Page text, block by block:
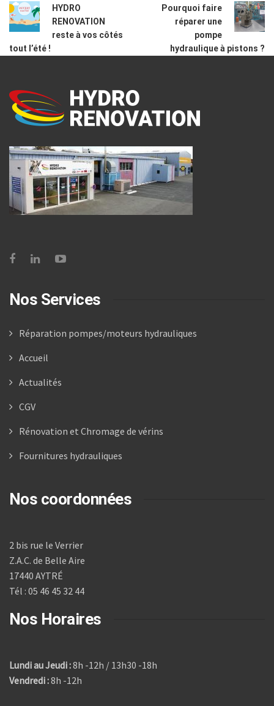
HYDRO
RENOVATION
reste à vos côtés
tout l’été !
Pourquoi faire
réparer une
pompe
hydraulique à pistons ?
Nos Services
Réparation pompes/moteurs hydrauliques
Accueil
Actualités
CGV
Rénovation et Chromage de vérins
Fournitures hydrauliques
Nos coordonnées
2 bis rue le Verrier
Z.A.C. de Belle Aire
17440 AYTRÉ
Tél : 05 46 45 32 44
Nos Horaires
Lundi au Jeudi :8h -12h / 13h30 -18h
Vendredi :8h -12h